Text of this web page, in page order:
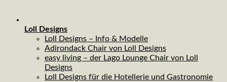
Loll Designs
Loll Designs – Info & Modelle
Adirondack Chair von Loll Designs
easy living – der Lago Lounge Chair von Loll
Designs
Loll Designs für die Hotellerie und Gastronomie